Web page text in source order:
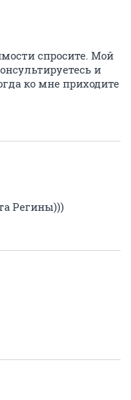
спросите. Мой
и
ко мне приходите
Регины)))